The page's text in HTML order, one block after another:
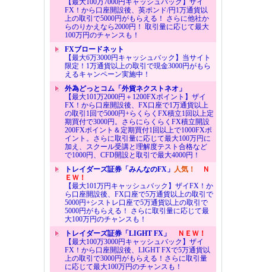
FX！から口座開設後、英ポンド/円1万通貨以
上の取引で5000円がもらえる！ さらに他社か
らのりかえなら2000円！ 取引量に応じて最大
100万円のチャンスも！
FXブロードネット
【最大6万3000円キャッシュバック】当サイト
限定！1万通貨以上の取引で現金3000円がもら
えるキャンペーン実施中！
外為どっとコム「外貨ネクストネオ」
【最大101万2000円＋1200FXポイント】ザイ
FX！から口座開設後、FX口座で1万通貨以上
の取引1回で5000円+らくらくFX積立1回以上定
期買付で3000円。さらにらくらくFX積立開設
200FXポイント＆定期買付1回以上で1000FXポ
イント。さらに取引量に応じて最大100万円に
加え、スクール受講と理解度テスト合格など
で1000円、CFD開設と取引で最大4000円！
トレイダーズ証券「みんなのFX」 人気！
Ｎ
ＥＷ！
【最大101万円キャッシュバック】ザイFX！か
ら口座開設後、FX口座で5万通貨以上の取引で
5000円+シストレ口座で5万通貨以上の取引で
5000円がもらえる！ さらに取引量に応じて最
大100万円のチャンスも！
トレイダーズ証券「LIGHT FX」
ＮＥＷ！
【最大100万3000円キャッシュバック】ザイ
FX！から口座開設後、LIGHT FXで5万通貨以
上の取引で3000円がもらえる！さらに取引量
に応じて最大100万円のチャンスも！